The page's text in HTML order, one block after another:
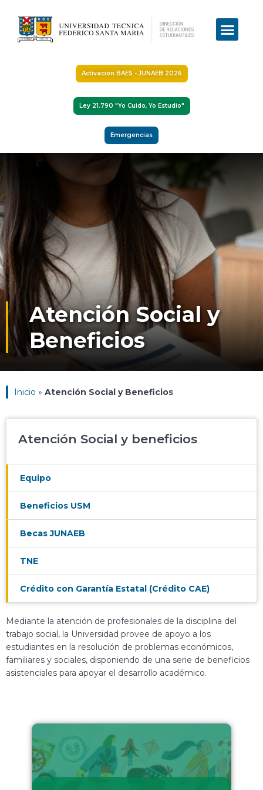
Activación BAES - JUNAEB 2026
Ley 21.790 "Yo Cuido, Yo Estudio"
Emergencias
Atención Social y
Beneficios
Inicio » Atención Social y Beneficios
Mediante la atención de profesionales de la disciplina del
trabajo social, la Universidad provee de apoyo a los
estudiantes en la resolución de problemas económicos,
familiares y sociales, disponiendo de una serie de beneficios
asistenciales para apoyar el desarrollo académico.
Atención Social y beneficios
Equipo
Beneficios USM
Becas JUNAEB
TNE
Crédito con Garantía Estatal (Crédito CAE)